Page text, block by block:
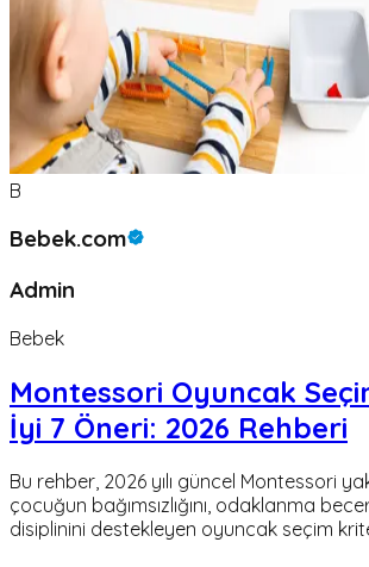
B
Bebek.com
Admin
Bebek
Montessori Oyuncak
İyi 7 Öneri: 2026 Rehberi
Bu rehber, 2026 yılı güncel Montessori
çocuğun bağımsızlığını, odaklanma
disiplinini destekleyen oyuncak seçim